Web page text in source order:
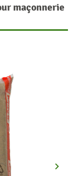
maçonnerie
keyboard_arrow_right